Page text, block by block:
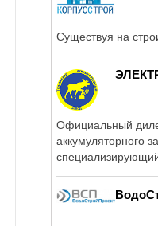
Существуя на
Официальный
аккумуляторного